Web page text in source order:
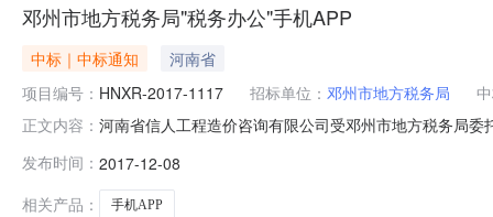
邓州市地方税务局"税务办公"手机APP
中标｜中标通知
河南省
项目编号： HNXR-2017-1117 招标单位： 邓州市地方税务局
正文内容： 河南省信人工程造价咨询有限公司受邓州市地方税务局
地点：南阳市南都宾馆4楼1号会议室谈判小组成员：祁
交地址
发布时间： 2017-12-08
相关产品：
手机APP